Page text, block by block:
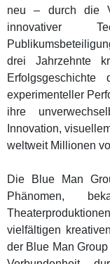
neu – durch die
innovativer
drei Jahrzehnte
experimenteller
ihre
Innovation,
weltweit Millionen
Die Blue Man
Phänomen,
vielfältigen
der Blue Man